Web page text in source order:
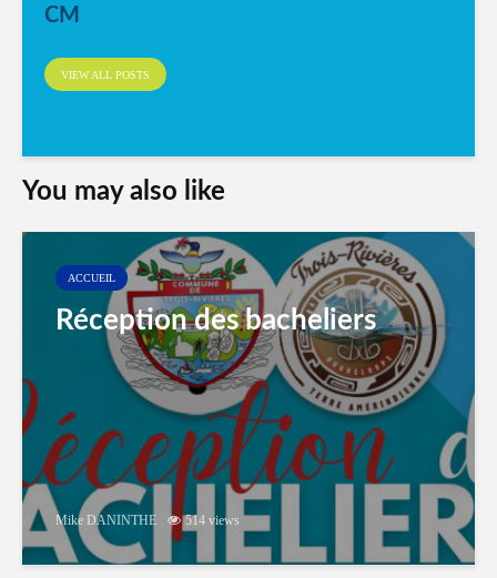
CM
VIEW ALL POSTS
You may also like
ACCUEIL
Réception des bacheliers
Mike DANINTHE 514 views